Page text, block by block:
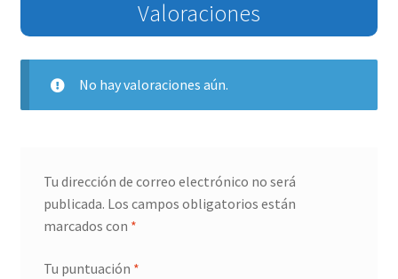
Valoraciones
No hay valoraciones aún.
Tu dirección de correo electrónico no será
publicada. Los campos obligatorios están
marcados con *
Tu puntuación *